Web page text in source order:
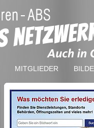
MITGLIEDER